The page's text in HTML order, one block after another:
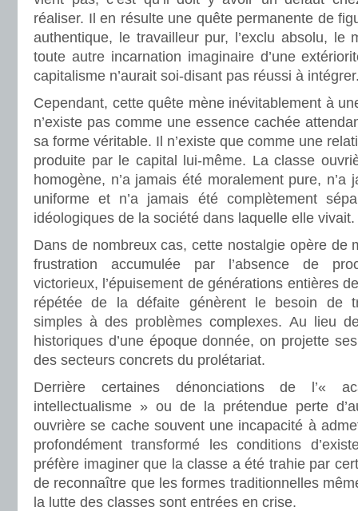
réaliser. Il en résulte une quête permanente de
authentique, le travailleur pur, l’exclu absolu, le
toute autre incarnation imaginaire d’une
capitalisme n’aurait soi-disant pas réussi à
Cependant, cette quête mène inévitablement à
n’existe pas comme une essence cachée
sa forme véritable. Il n’existe que comme une
produite par le capital lui-même. La classe
homogène, n’a jamais été moralement pure, n’a
uniforme et n’a jamais été complètement
idéologiques de la société dans laquelle elle vivait.
Dans de nombreux cas, cette nostalgie opère de
frustration accumulée par l’absence de
victorieux, l’épuisement de générations entières
répétée de la défaite génèrent le besoin de
simples à des problèmes complexes. Au lieu
historiques d’une époque donnée, on projette
des secteurs concrets du prolétariat.
Derrière certaines dénonciations de l’«
intellectualisme » ou de la prétendue perte
ouvrière se cache souvent une incapacité à
profondément transformé les conditions
préfère imaginer que la classe a été trahie par
de reconnaître que les formes traditionnelles
la lutte des classes sont entrées en crise.